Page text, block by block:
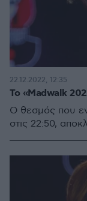
Το «Madwalk
O θεσμός που
στις 22:50,
22.12.2022, 12:35